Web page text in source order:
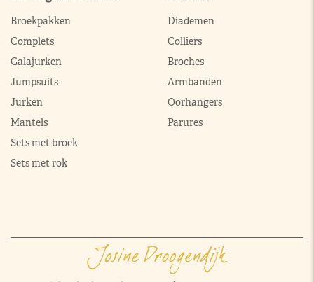
Broekpakken
Complets
Galajurken
Jumpsuits
Jurken
Mantels
Sets met broek
Sets met rok
Diademen
Colliers
Broches
Armbanden
Oorhangers
Parures